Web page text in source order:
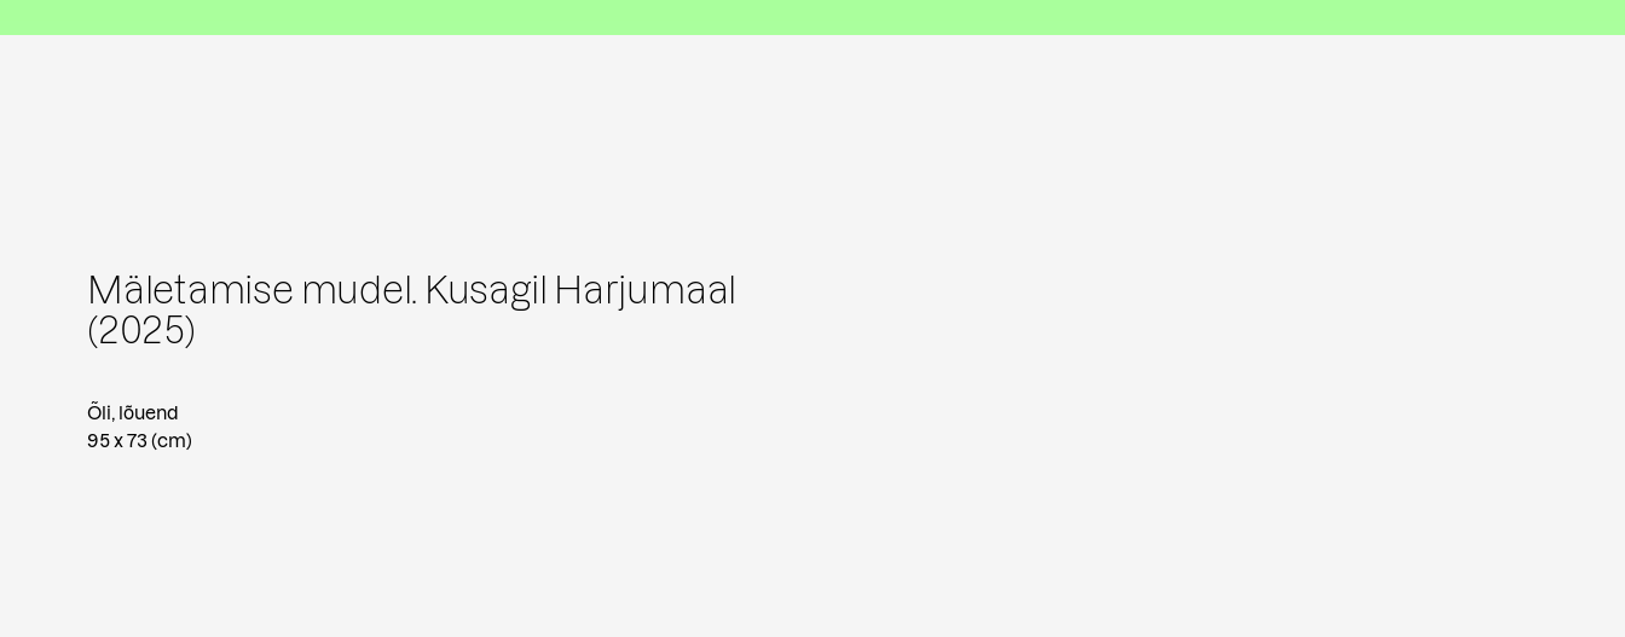
Mäletamise mudel. Kusagil Harjumaal
(2025)
Õli, lõuend
95 x 73 (cm)